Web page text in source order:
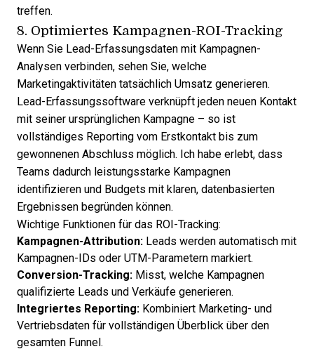
treffen.
8. Optimiertes Kampagnen-ROI-Tracking
Wenn Sie Lead-Erfassungsdaten mit Kampagnen-
Analysen verbinden, sehen Sie, welche
Marketingaktivitäten tatsächlich Umsatz generieren.
Lead-Erfassungssoftware verknüpft jeden neuen Kontakt
mit seiner ursprünglichen Kampagne – so ist
vollständiges Reporting vom Erstkontakt bis zum
gewonnenen Abschluss möglich. Ich habe erlebt, dass
Teams dadurch leistungsstarke Kampagnen
identifizieren und Budgets mit klaren, datenbasierten
Ergebnissen begründen können.
Wichtige Funktionen für das ROI-Tracking:
Kampagnen-Attribution: Leads werden automatisch mit
Kampagnen-IDs oder UTM-Parametern markiert.
Conversion-Tracking: Misst, welche Kampagnen
qualifizierte Leads und Verkäufe generieren.
Integriertes Reporting: Kombiniert Marketing- und
Vertriebsdaten für vollständigen Überblick über den
gesamten Funnel.